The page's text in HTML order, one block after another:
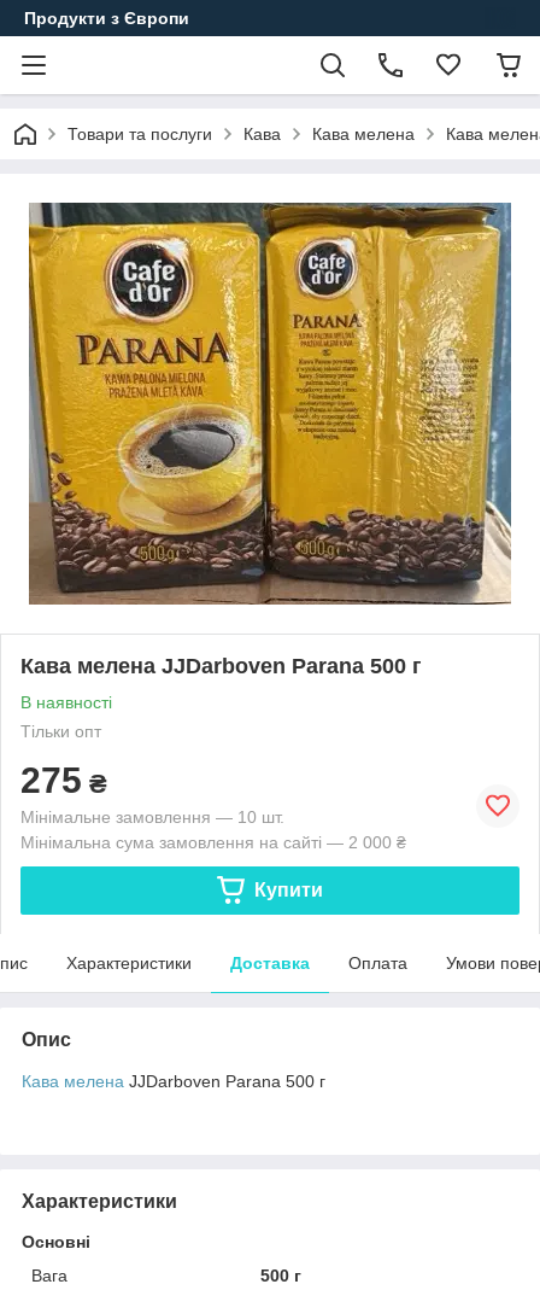
Продукти з Європи
Товари та послуги Кава Кава мелена Кава
Кава мелена JJDarboven Parana 500 г
В наявності
Тільки опт
275 ₴
Мінімальне замовлення — 10 шт.
Мінімальна сума замовлення на сайті — 2 000 ₴
Купити
Характеристики Доставка Оплата Умови
Опис
Кава мелена JJDarboven Parana 500 г
Характеристики
Основні
Вага
500 г